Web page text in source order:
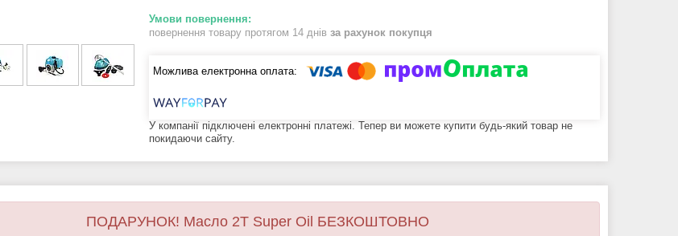
повернення товару протягом 14 днів за рахунок покупця
У компанії підключені електронні платежі. Тепер ви можете купити будь-який товар не
покидаючи сайту.
ПОДАРУНОК! Масло 2Т Super Oil БЕЗКОШТОВНО